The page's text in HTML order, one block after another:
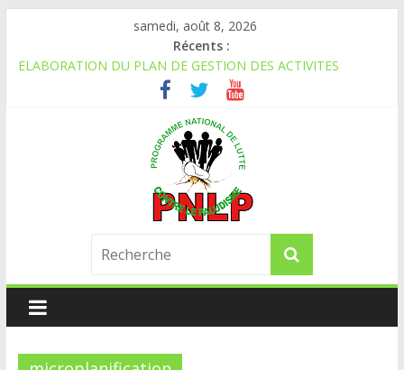
samedi, août 8, 2026
Récents :
ELABORATION DU PLAN DE GESTION DES ACTIVITES
TRANSFRONTALIERES DE LUTTE CONTRE LE PALUDISME
AVIS PUBLIC D’APPEL D’OFFRES A CANDIDATS NATIONAUX
APPEL A CANDIDATURE
AVIS D’APPEL D’OFFRES NATIONAL